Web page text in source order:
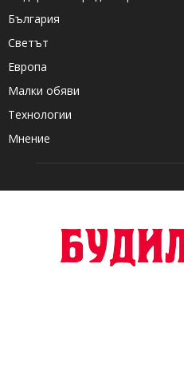
България
Светът
Европа
Малки обяви
Технологии
Мнение